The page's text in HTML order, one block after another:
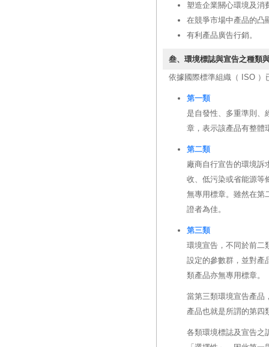
塑造企業關心環境及消
在競爭市場中產品的凸
有利產品廣告行銷。
叁、環境標誌與宣告之種類
依據國際標準組織（ ISO ）
第一類
是自發性、多重準則、
章，表示該產品有整體
第二類
廠商自行宣告的環境訴
收、低污染或省能源等
無專用標章。雖然在第
證者為佳。
第三類
環境宣告，不同於前二
設定的參數群，並對產
類產品亦無專用標章。
當第三類環境宣告產品
產品也就是所謂的第四
各類環境標誌及宣告之